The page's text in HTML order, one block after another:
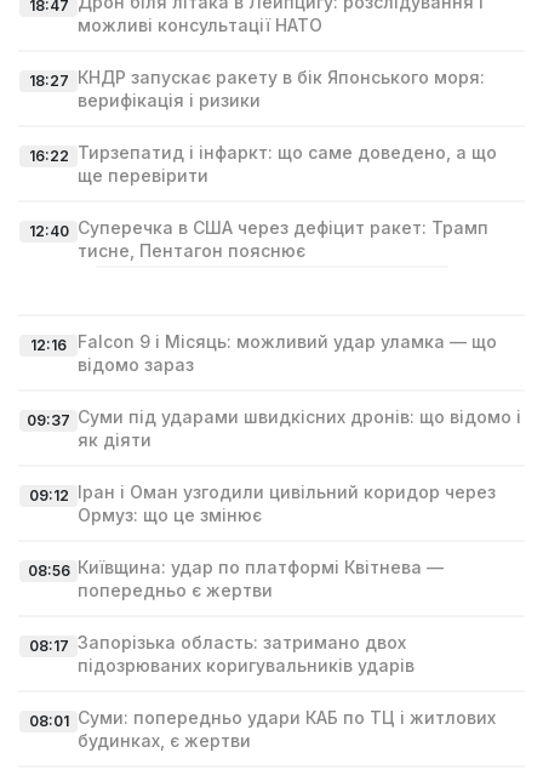
18:47
можливі консультації НАТО
18:27 КНДР запускає ракету в бік Японського моря:
верифікація і ризики
16:22 Тирзепатид і інфаркт: що саме доведено, а що
ще перевірити
12:40 Суперечка в США через дефіцит ракет: Трамп
тисне, Пентагон пояснює
12:16
Falcon 9 і Місяць: можливий удар уламка — що
відомо зараз
09:37 Суми під ударами швидкісних дронів: що відомо і
як діяти
09:12 Іран і Оман узгодили цивільний коридор через
Ормуз: що це змінює
08:56 Київщина: удар по платформі Квітнева —
попередньо є жертви
08:17 Запорізька область: затримано двох
підозрюваних коригувальників ударів
08:01 Суми: попередньо удари КАБ по ТЦ і житлових
будинках, є жертви